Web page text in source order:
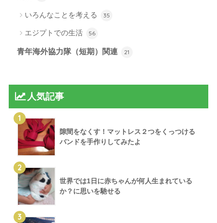
いろんなことを考える 35
エジプトでの生活 56
青年海外協力隊（短期）関連 21
人気記事
1
隙間をなくす！マットレス２つをくっつける
バンドを手作りしてみたよ
2
世界では1日に赤ちゃんが何人生まれている
か？に思いを馳せる
3